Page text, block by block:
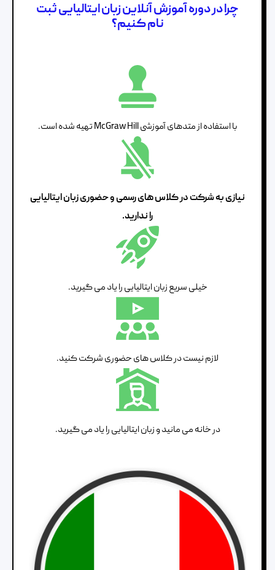
چرا در دوره آموزش آنلاین زبان ایتالیایی ثبت
نام کنیم؟
با استفاده از متدهای آموزشی McGraw Hill تهیه شده است.
نیازی به شرکت در کلاس های رسمی و حضوری زبان ایتالیایی
را ندارید.
خیلی سریع زبان ایتالیایی را یاد می گیرید.
لازم نیست در کلاس های حضوری شرکت کنید.
در خانه می مانید و زبان ایتالیایی را یاد می گیرید.